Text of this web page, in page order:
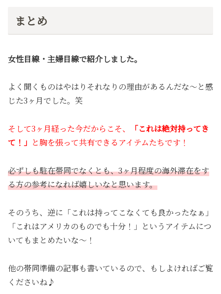
まとめ
女性目線・主婦目線で紹介しました。
よく聞くものはやはりそれなりの理由があるんだな〜と感
じた3ヶ月でした。笑
そして3ヶ月経った今だからこそ、
「これは絶対持ってき
て！」 と胸を張って共有できるアイテムたちです！
必ずしも駐在帯同でなくとも、3ヶ月程度の海外滞在をす
る方の参考になれば嬉しいなと思います。
そのうち、逆に「これは持ってこなくても良かったなぁ」
「これはアメリカのものでも十分！」というアイテムにつ
いてもまとめたいな〜！
他の帯同準備の記事も書いているので、もしよければご覧
くださいね♪